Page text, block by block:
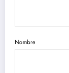
Nombre